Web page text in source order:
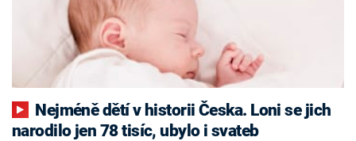
narodilo jen 78 tisíc, ubylo i svateb